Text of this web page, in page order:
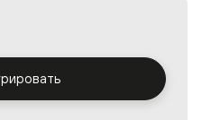
с различными
освещённость.